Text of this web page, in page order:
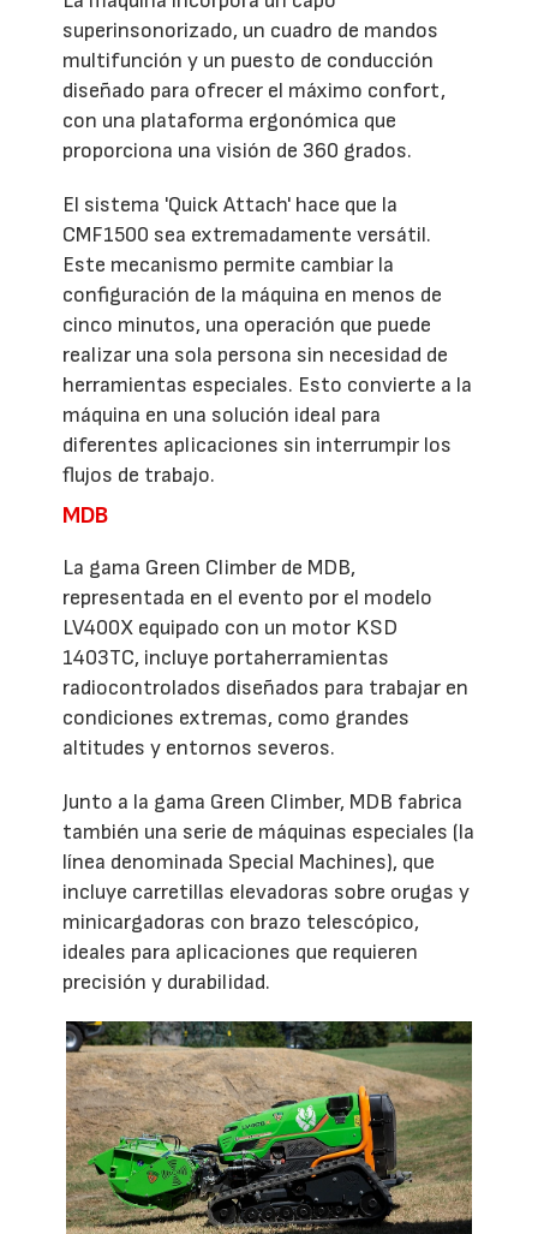
superinsonorizado, un cuadro de mandos
multifunción y un puesto de conducción
diseñado para ofrecer el máximo confort,
con una plataforma ergonómica que
proporciona una visión de 360 grados.
El sistema 'Quick Attach' hace que la
CMF1500 sea extremadamente versátil.
Este mecanismo permite cambiar la
configuración de la máquina en menos de
cinco minutos, una operación que puede
realizar una sola persona sin necesidad de
herramientas especiales. Esto convierte a la
máquina en una solución ideal para
diferentes aplicaciones sin interrumpir los
flujos de trabajo.
MDB
La gama Green Climber de MDB,
representada en el evento por el modelo
LV400X equipado con un motor KSD
1403TC, incluye portaherramientas
radiocontrolados diseñados para trabajar en
condiciones extremas, como grandes
altitudes y entornos severos.
Junto a la gama Green Climber, MDB fabrica
también una serie de máquinas especiales (la
línea denominada Special Machines), que
incluye carretillas elevadoras sobre orugas y
minicargadoras con brazo telescópico,
ideales para aplicaciones que requieren
precisión y durabilidad.